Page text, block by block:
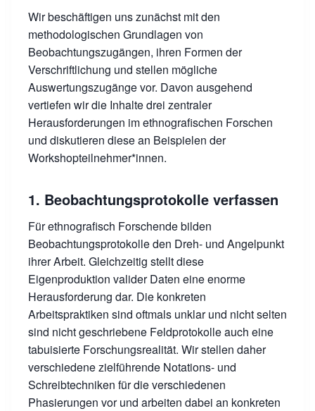
Wir beschäftigen uns zunächst mit den
methodologischen Grundlagen von
Beobachtungszugängen, ihren Formen der
Verschriftlichung und stellen mögliche
Auswertungszugänge vor. Davon ausgehend
vertiefen wir die Inhalte drei zentraler
Herausforderungen im ethnografischen Forschen
und diskutieren diese an Beispielen der
Workshopteilnehmer*innen.
1. Beobachtungsprotokolle verfassen
Für ethnografisch Forschende bilden
Beobachtungsprotokolle den Dreh- und Angelpunkt
ihrer Arbeit. Gleichzeitig stellt diese
Eigenproduktion valider Daten eine enorme
Herausforderung dar. Die konkreten
Arbeitspraktiken sind oftmals unklar und nicht selten
sind nicht geschriebene Feldprotokolle auch eine
tabuisierte Forschungsrealität. Wir stellen daher
verschiedene zielführende Notations- und
Schreibtechniken für die verschiedenen
Phasierungen vor und arbeiten dabei an konkreten